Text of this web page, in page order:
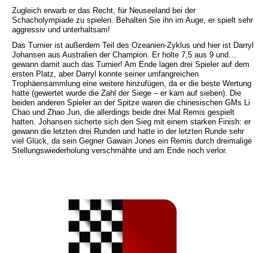
Zugleich erwarb er das Recht, für Neuseeland bei der
Schacholympiade zu spielen. Behalten Sie ihn im Auge, er spielt sehr
aggressiv und unterhaltsam!
Das Turnier ist außerdem Teil des Ozeanien-Zyklus und hier ist Darryl
Johansen aus Australien der Champion. Er holte 7,5 aus 9 und…
gewann damit auch das Turnier! Am Ende lagen drei Spieler auf dem
ersten Platz, aber Darryl konnte seiner umfangreichen
Trophäensammlung eine weitere hinzufügen, da er die beste Wertung
hatte (gewertet wurde die Zahl der Siege – er kam auf sieben). Die
beiden anderen Spieler an der Spitze waren die chinesischen GMs Li
Chao und Zhao Jun, die allerdings beide drei Mal Remis gespielt
hatten. Johansen sicherte sich den Sieg mit einem starken Finish: er
gewann die letzten drei Runden und hatte in der letzten Runde sehr
viel Glück, da sein Gegner Gawain Jones ein Remis durch dreimalige
Stellungswiederholung verschmähte und am Ende noch verlor.